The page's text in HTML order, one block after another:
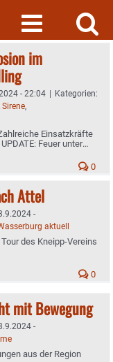
im
- 22:04 | Kategorien:
,
Einsatzkräfte
Feuer unter
0
Attel
-
aktuell
des Kneipp-Vereins
0
mit Bewegung
-
aus der Region